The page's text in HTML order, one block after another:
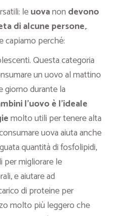
leuovanon devono
di alcune persone,.
capiamo perché:
Questa categoria
un uovo al mattino
giorno durante la
l’uovo è l’ideale
molto utili per tenere alta
uova aiuta anche
quantità di fosfolipidi,
per migliorare le
e aiutare ad
di proteine per
molto più leggero che